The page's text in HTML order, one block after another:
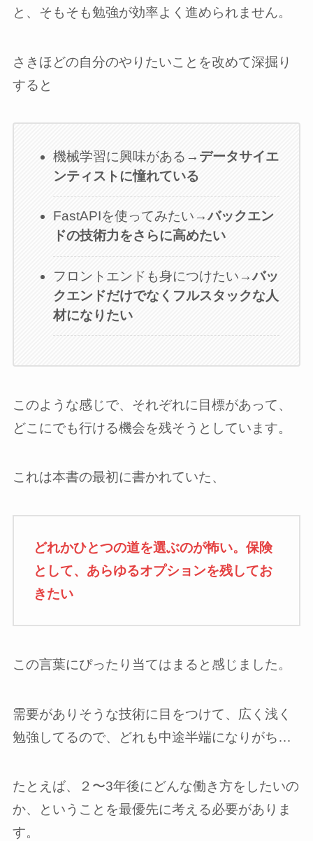
と、そもそも勉強が効率よく進められません。
さきほどの自分のやりたいことを改めて深掘り
すると
機械学習に興味がある→ データサイエ
ンティストに憧れている
FastAPIを使ってみたい→バックエン
ドの技術力をさらに高めたい
フロントエンドも身につけたい→バッ
クエンドだけでなくフルスタックな人
材になりたい
このような感じで、それぞれに目標があって、
どこにでも行ける機会を残そうとしています。
これは本書の最初に書かれていた、
どれかひとつの道を選ぶのが怖い。保険
として、あらゆるオプションを残してお
きたい
この言葉にぴったり当てはまると感じました。
需要がありそうな技術に目をつけて、広く浅く
勉強してるので、どれも中途半端になりがち…
たとえば、２〜3年後にどんな働き方をしたいの
か、ということを最優先に考える必要がありま
す。